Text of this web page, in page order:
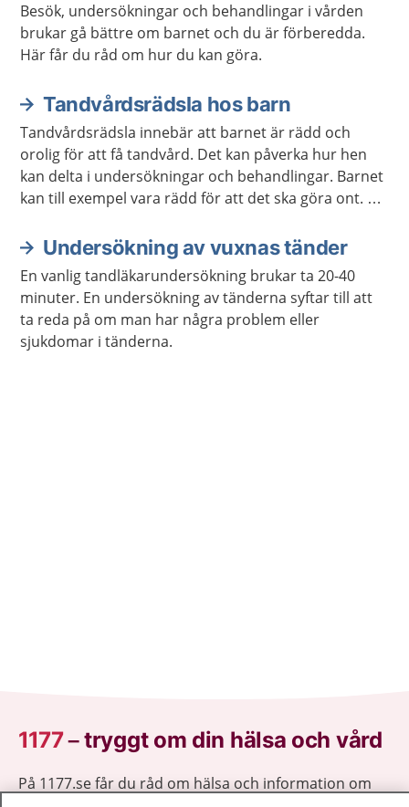
Besök, undersökningar och behandlingar i vården
brukar gå bättre om barnet och du är förberedda.
Här får du råd om hur du kan göra.
Tandvårdsrädsla hos barn
Tandvårdsrädsla innebär att barnet är rädd och
orolig för att få tandvård. Det kan påverka hur hen
kan delta i undersökningar och behandlingar. Barnet
kan till exempel vara rädd för att det ska göra ont. Ni
Undersökning av vuxnas tänder
En vanlig tandläkarundersökning brukar ta 20-40
minuter. En undersökning av tänderna syftar till att
ta reda på om man har några problem eller
sjukdomar i tänderna.
1177–tryggt om din hälsa och vård
På 1177.se får du råd om hälsa och information om